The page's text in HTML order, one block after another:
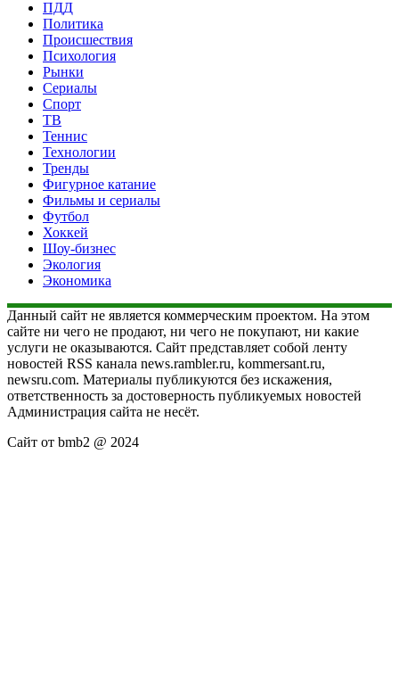
ПДД
Политика
Происшествия
Психология
Рынки
Сериалы
Спорт
ТВ
Теннис
Технологии
Тренды
Фигурное катание
Фильмы и сериалы
Футбол
Хоккей
Шоу-бизнес
Экология
Экономика
Данный сайт не является коммерческим проектом. На этом
сайте ни чего не продают, ни чего не покупают, ни какие
услуги не оказываются. Сайт представляет собой ленту
новостей RSS канала news.rambler.ru, kommersant.ru,
newsru.com. Материалы публикуются без искажения,
ответственность за достоверность публикуемых новостей
Администрация сайта не несёт.
Сайт от bmb2 @ 2024